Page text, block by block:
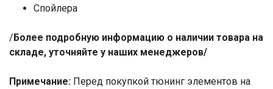
Спойлера
/Более подробную информацию о наличии товара на
складе, уточняйте у наших менеджеров/
Примечание: Перед покупкой тюнинг элементов на